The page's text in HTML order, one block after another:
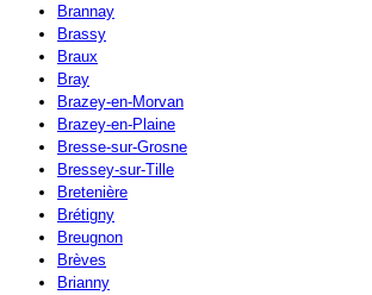
Brannay
Brassy
Braux
Bray
Brazey-en-Morvan
Brazey-en-Plaine
Bresse-sur-Grosne
Bressey-sur-Tille
Bretenière
Brétigny
Breugnon
Brèves
Brianny